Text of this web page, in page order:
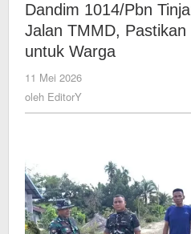
Jalan
TMMD,
Warga
Dandim 1014/Pbn
Jalan TMMD, Pastikan
untuk Warga
11 Mei 2026
oleh EditorY